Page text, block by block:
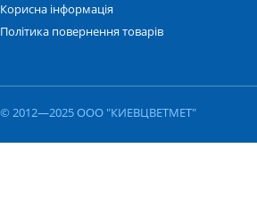
Корисна інформація
Політика повернення товарів
© 2012—2025 ООО "КИЕВЦВЕТМЕТ"